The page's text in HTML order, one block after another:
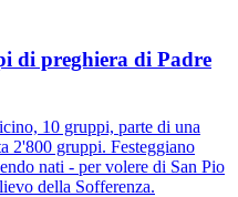
di preghiera di Padre
10 gruppi, parte di una
2'800 gruppi. Festeggiano
nati - per volere di San Pio
della Sofferenza.